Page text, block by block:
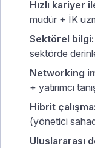
Hızlı kariyer
müdür + İK
Sektörel bilgi:
sektörde
Networking
+ yatırımcı
Hibrit çalışma:
(yönetici
Uluslararası